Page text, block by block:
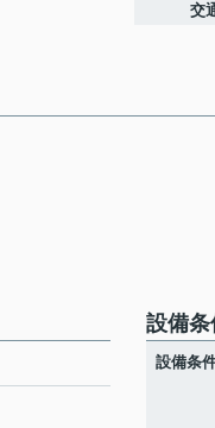
交
設備条
設備条